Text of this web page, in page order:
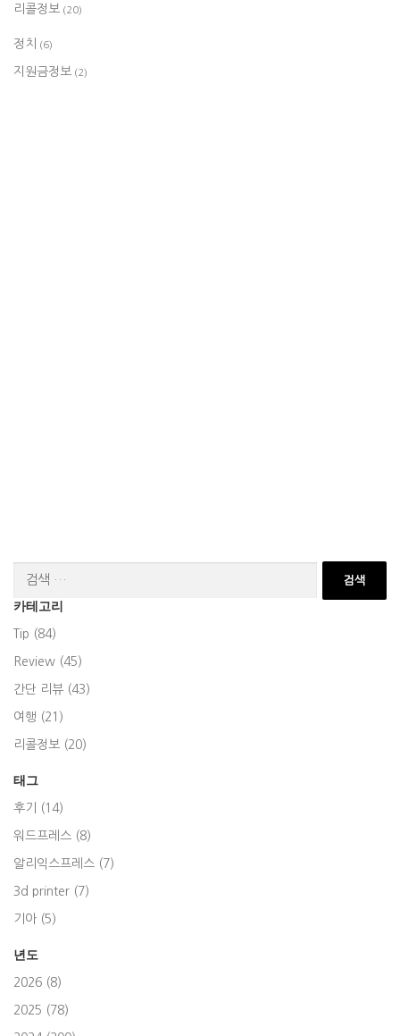
리콜정보 (20)
정치 (6)
지원금정보 (2)
카테고리
Tip (84)
Review (45)
간단 리뷰 (43)
여행 (21)
리콜정보 (20)
태그
후기 (14)
워드프레스 (8)
알리익스프레스 (7)
3d printer (7)
기아 (5)
년도
2026 (8)
2025 (78)